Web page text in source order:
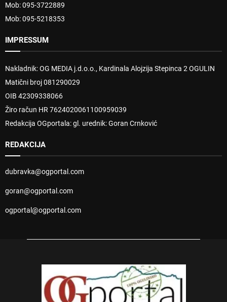
Mob: 095-3722889
Mob: 095-5218353
IMPRESSUM
Nakladnik: OG MEDIA j.d.o.o., Kardinala Alojzija Stepinca 2 OGULIN
Matični broj 081290029
OIB 42309338066
Žiro račun HR 7624020061100959039
Redakcija OGportala: gl. urednik: Goran Crnković
REDAKCIJA
dubravka@ogportal.com
goran@ogportal.com
ogportal@ogportal.com